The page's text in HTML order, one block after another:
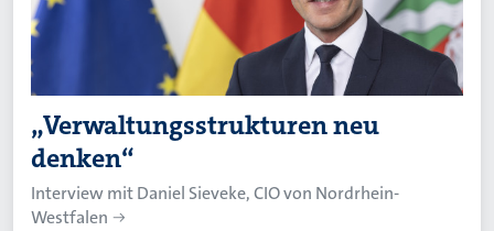
„Verwaltungsstrukturen neu
denken“
Interview mit Daniel Sieveke, CIO von Nordrhein-
Westfalen